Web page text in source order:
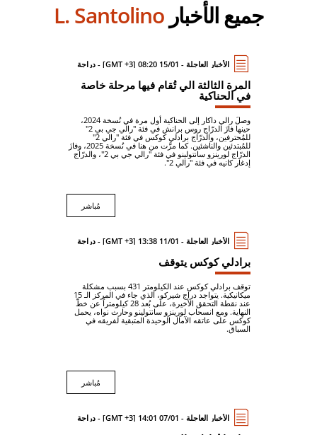
جميع الأخبارL. Santolino
الأخبار العاجلة - 15/01 08:20 [GMT +3] - دراجة
المرة الثالثة الي تُقام فيها مرحلة خاصة
في الحناكية
وصلَ رالي داكار إلى الحناكية أول مرة في نُسخة 2024،
حينها فازَ الدرّاج روس برانش في فئة "رالي جي بي 2"
للمُحترفين، والدرّاج برادلي كوكس في فئة "رالي 2"
للمُبتدئين والناشئين. كما مرَّت من هنا في نُسخة 2025، وفازَ
الدرّاج لورينزو سانتولينو في فئة "رالي جي بي 2"، والدرّاج
إدغار كانيه في فئة "رالي 2".
مُباشر
الأخبار العاجلة - 11/01 13:38 [GMT +3] - دراجة
برادلي كوكس يتوقف
توقف برادلي كوكس عند الكيلومتر 431 بسبب مشكلة
ميكانيكية. يتواجد دراج شيركو، الذي جاء في المركز الـ 15
عند نقطة التحقق الأخيرة، على بُعد 28 كيلومتراً عن خطّ
النهاية. ومع انسحاب لورينزو سانتولينو وحارث نواه، يحمل
كوكس على عاتقه الآمال الوحيدة المتبقية لفريقه في
السباق.
مُباشر
الأخبار العاجلة - 07/01 14:01 [GMT +3] - دراجة